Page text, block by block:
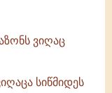
ვიღაც
სიწმიდეს